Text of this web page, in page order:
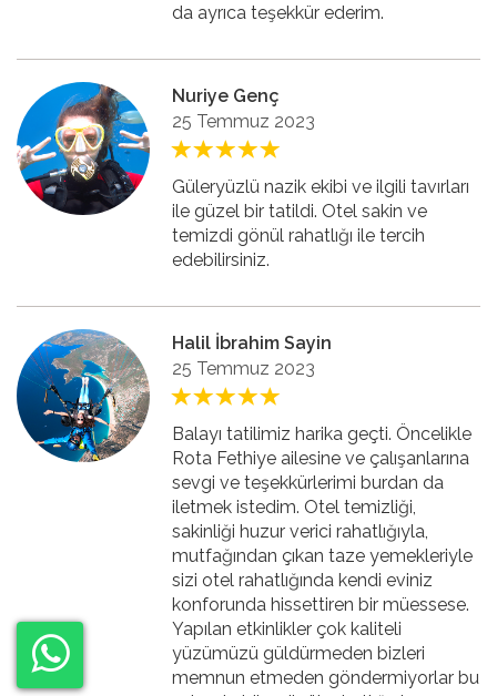
da ayrıca teşekkür ederim.
Nuriye Genç
25 Temmuz 2023
Güleryüzlü nazik ekibi ve ilgili tavırları
ile güzel bir tatildi. Otel sakin ve
temizdi gönül rahatlığı ile tercih
edebilirsiniz.
Halil İbrahim Sayin
25 Temmuz 2023
Balayı tatilimiz harika geçti. Öncelikle
Rota Fethiye ailesine ve çalışanlarına
sevgi ve teşekkürlerimi burdan da
iletmek istedim. Otel temizliği,
sakinliği huzur verici rahatlığıyla,
mutfağından çıkan taze yemekleriyle
sizi otel rahatlığında kendi eviniz
konforunda hissettiren bir müessese.
Yapılan etkinlikler çok kaliteli
yüzümüzü güldürmeden bizleri
memnun etmeden göndermiyorlar bu